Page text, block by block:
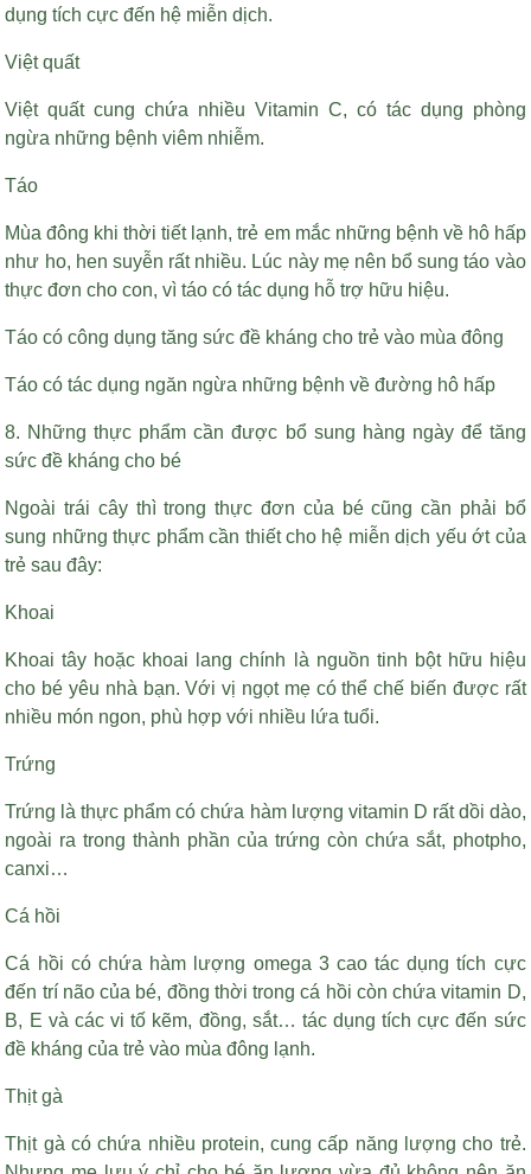
dụng tích cực đến hệ miễn dịch.
Việt quất
Việt quất cung chứa nhiều Vitamin C, có tác dụng phòng
ngừa những bệnh viêm nhiễm.
Táo
Mùa đông khi thời tiết lạnh, trẻ em mắc những bệnh về hô hấp
như ho, hen suyễn rất nhiều. Lúc này mẹ nên bổ sung táo vào
thực đơn cho con, vì táo có tác dụng hỗ trợ hữu hiệu.
Táo có công dụng tăng sức đề kháng cho trẻ vào mùa đông
Táo có tác dụng ngăn ngừa những bệnh về đường hô hấp
8. Những thực phẩm cần được bổ sung hàng ngày để tăng
sức đề kháng cho bé
Ngoài trái cây thì trong thực đơn của bé cũng cần phải bổ
sung những thực phẩm cần thiết cho hệ miễn dịch yếu ớt của
trẻ sau đây:
Khoai
Khoai tây hoặc khoai lang chính là nguồn tinh bột hữu hiệu
cho bé yêu nhà bạn. Với vị ngọt mẹ có thể chế biến được rất
nhiều món ngon, phù hợp với nhiều lứa tuổi.
Trứng
Trứng là thực phẩm có chứa hàm lượng vitamin D rất dồi dào,
ngoài ra trong thành phần của trứng còn chứa sắt, photpho,
canxi…
Cá hồi
Cá hồi có chứa hàm lượng omega 3 cao tác dụng tích cực
đến trí não của bé, đồng thời trong cá hồi còn chứa vitamin D,
B, E và các vi tố kẽm, đồng, sắt… tác dụng tích cực đến sức
đề kháng của trẻ vào mùa đông lạnh.
Thịt gà
Thịt gà có chứa nhiều protein, cung cấp năng lượng cho trẻ.